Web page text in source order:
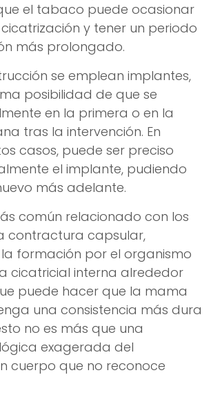
el tabaco puede ocasionar
y tener un periodo
más prolongado.
se emplean implantes,
posibilidad de que se
en la primera o en la
tras la intervención. En
casos, puede ser preciso
el implante, pudiendo
más adelante.
común relacionado con los
contractura capsular,
formación por el organismo
cicatricial interna alrededor
puede hacer que la mama
una consistencia más dura
no es más que una
exagerada del
cuerpo que no reconoce